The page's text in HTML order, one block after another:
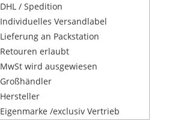
DHL / Spedition
Individuelles Versandlabel
Lieferung an Packstation
Retouren erlaubt
MwSt wird ausgewiesen
Großhändler
Hersteller
Eigenmarke /exclusiv Vertrieb